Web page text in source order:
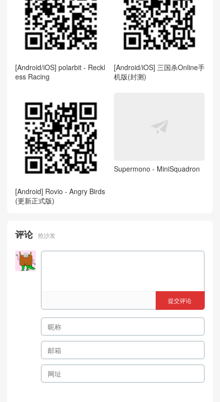
[Android/iOS] polarbit - Reckl
ess Racing
[Android/iOS] 三国杀Online手
机版(封测)
[Android] Rovio - Angry Birds
(更新正式版)
Supermono - MiniSquadron
评论 抢沙发
提交评论